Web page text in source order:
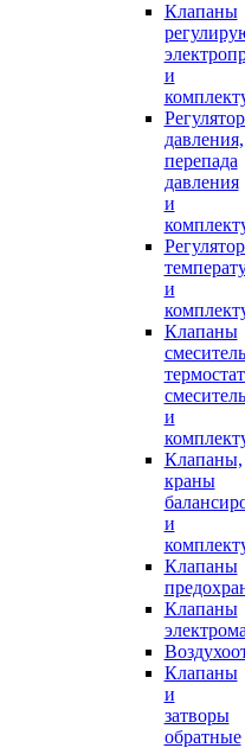
Клапаны
и
давления,
перепада
давления
и
и
Клапаны
и
Клапаны,
краны
и
Клапаны
Клапаны
Клапаны
и
затворы
обратные